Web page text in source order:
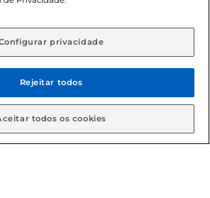
mínimo para as compras on-line é de
Todos os direitos
Gbarbosa.
privacidade
Rejeitar todos
todos os cookies